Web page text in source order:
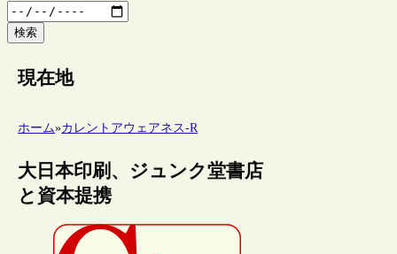
検索
現在地
ホーム»カレントアウェアネス-R
大日本印刷、ジュンク堂書店
と資本提携